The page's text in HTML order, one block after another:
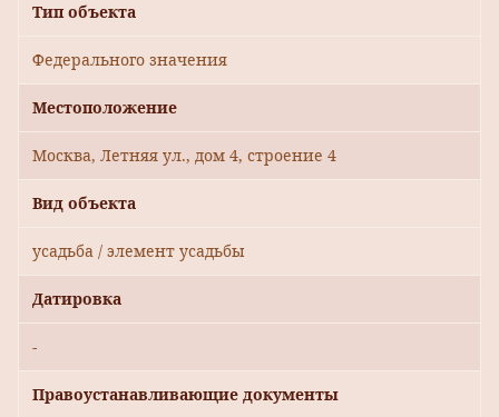
Тип объекта
Федерального значения
Местоположение
Москва, Летняя ул., дом 4, строение 4
Вид объекта
усадьба / элемент усадьбы
Датировка
-
Правоустанавливающие документы